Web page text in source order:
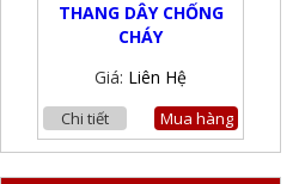
THANG DÂY CHỐNG
CHÁY
Giá: Liên Hệ
Chi tiết Mua hàng